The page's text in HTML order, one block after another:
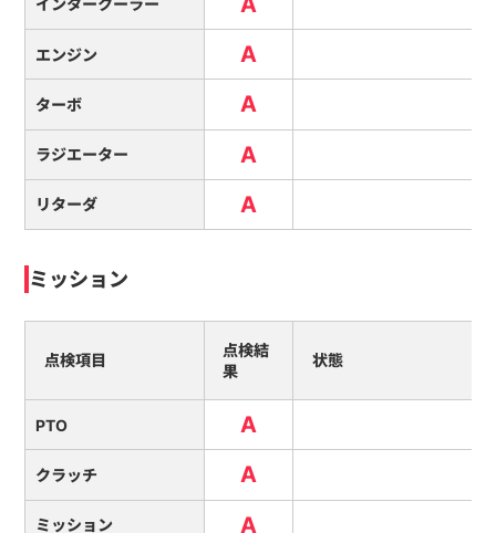
インタークーラー
エンジン A
ターボ A
ラジエーター A
リターダ A
ミッション
点検項目
点検結
果
状態
PTO A
クラッチ A
ミッション A